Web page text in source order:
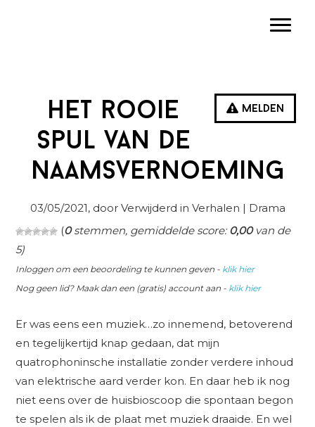
Melden
Het rooie
spul van de
naamsvernoeming
03/05/2021, door Verwijderd in Verhalen | Drama
(0stemmen, gemiddelde score:0,00van de
5)
Inloggen om een beoordeling te kunnen geven - klik hier
Nog geen lid? Maak dan een (gratis) account aan - klik hier
Er was eens een muziek…zo innemend, betoverend
en tegelijkertijd knap gedaan, dat mijn
quatrophoninsche installatie zonder verdere inhoud
van elektrische aard verder kon. En daar heb ik nog
niet eens over de huisbioscoop die spontaan begon
te spelen als ik de plaat met muziek draaide. En wel